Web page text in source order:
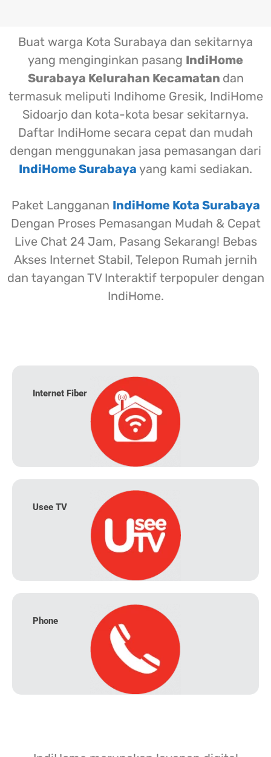
Buat warga Kota Surabaya dan sekitarnya
yang menginginkan pasang IndiHome
Surabaya Kelurahan Kecamatan dan
termasuk meliputi Indihome Gresik, IndiHome
Sidoarjo dan kota-kota besar sekitarnya.
Daftar IndiHome secara cepat dan mudah
dengan menggunakan jasa pemasangan dari
IndiHome Surabaya yang kami sediakan.
Paket Langganan IndiHome Kota Surabaya
Dengan Proses Pemasangan Mudah & Cepat
Live Chat 24 Jam, Pasang Sekarang! Bebas
Akses Internet Stabil, Telepon Rumah jernih
dan tayangan TV Interaktif terpopuler dengan
IndiHome.
Internet Fiber
Usee TV
Phone